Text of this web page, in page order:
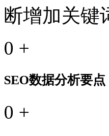
断增加关键
0 +
SEO数据分析要点
0 +